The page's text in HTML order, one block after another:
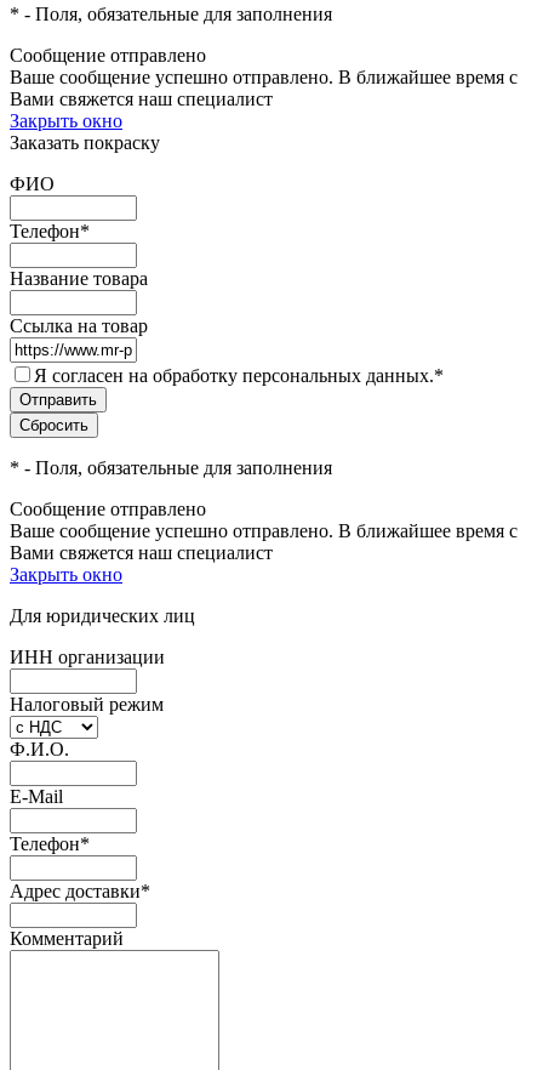
* - Поля, обязательные для заполнения
Сообщение отправлено
Ваше сообщение успешно отправлено. В ближайшее время с
Вами свяжется наш специалист
Закрыть окно
Заказать покраску
ФИО
Телефон*
Название товара
Ссылка на товар
Я согласен на обработку персональных данных.*
* - Поля, обязательные для заполнения
Сообщение отправлено
Ваше сообщение успешно отправлено. В ближайшее время с
Вами свяжется наш специалист
Закрыть окно
Для юридических лиц
ИНН организации
Налоговый режим
Ф.И.О.
E-Mail
Телефон*
Адрес доставки*
Комментарий